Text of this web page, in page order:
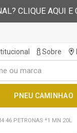
CLIQUE AQUI
Sobre
PNEU CAMINHAO
46 PETRONAS *1 MN 20L